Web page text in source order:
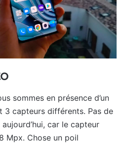
sommes en présence d’un
3 capteurs différents. Pas de
car le capteur
Mpx. Chose un poil